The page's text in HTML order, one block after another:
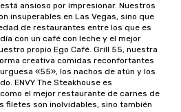
ansioso por impresionar. Nuestros
insuperables en Las Vegas, sino que
de restaurantes entre los que es
con un café con leche y el mejor
propio Ego Café. Grill 55, nuestra
creativa comidas reconfortantes
«55», los nachos de atún y los
ENVY The Steakhouse es
el mejor restaurante de carnes de
filetes son inolvidables, sino también